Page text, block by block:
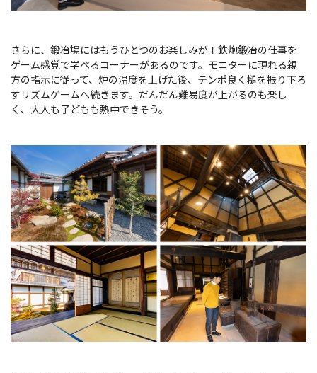
さらに、鍛冶場にはもうひとつのお楽しみが！鉄炮鍛冶の仕事を
ゲーム感覚で学べるコーナーがあるのです。モニターに現れる親
方の指示に従って、炉の温度を上げた後、テンポ良く槌を振り下ろ
すリズムゲームへ続きます。だんだん難易度が上がるのも楽し
く、大人も子どもも熱中できそう。